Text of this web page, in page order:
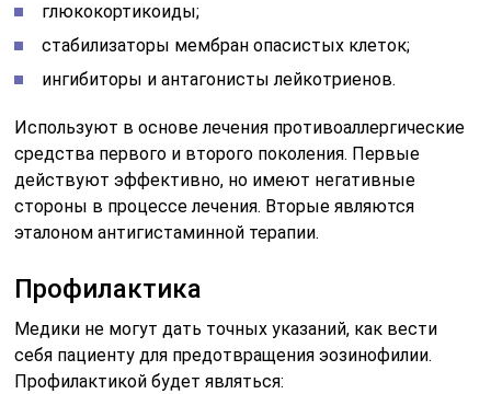
глюкокортикоиды;
стабилизаторы мембран опасистых клеток;
ингибиторы и антагонисты лейкотриенов.
Используют в основе лечения противоаллергические
средства первого и второго поколения. Первые
действуют эффективно, но имеют негативные
стороны в процессе лечения. Вторые являются
эталоном антигистаминной терапии.
Профилактика
Медики не могут дать точных указаний, как вести
себя пациенту для предотвращения эозинофилии.
Профилактикой будет являться: